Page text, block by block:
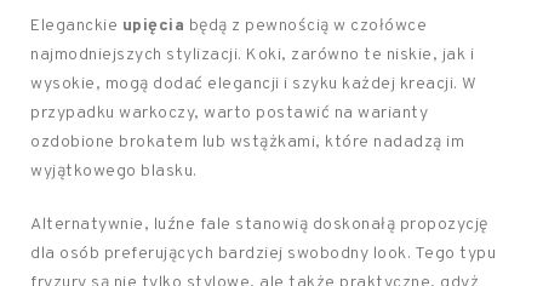
Eleganckie upięcia będą z pewnością w czołówce
najmodniejszych stylizacji. Koki, zarówno te niskie, jak i
wysokie, mogą dodać elegancji i szyku każdej kreacji. W
przypadku warkoczy, warto postawić na warianty
ozdobione brokatem lub wstążkami, które nadadzą im
wyjątkowego blasku.
Alternatywnie, luźne fale stanowią doskonałą propozycję
dla osób preferujących bardziej swobodny look. Tego typu